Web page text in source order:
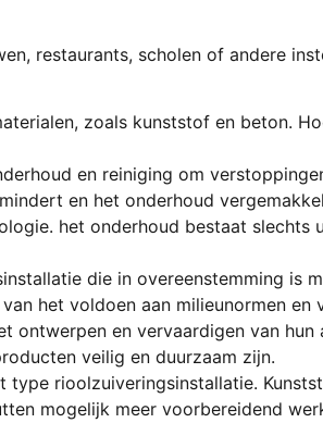
restaurants, scholen of andere
zoals kunststof en beton.
en reiniging om
en het onderhoud
het onderhoud bestaat slechts
die in overeenstemming is
het voldoen aan milieunormen
en vervaardigen van
veilig en duurzaam zijn.
rioolzuiveringsinstallatie.
mogelijk meer voorbereidend